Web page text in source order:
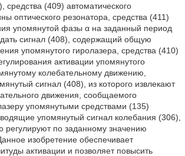
средства (409) автоматического
оптического резонатора, средства (411)
упомянутой фазы α на заданный период
сигнал (408), содержащий общую
упомянутого гиролазера, средства (410)
активации упомянутого
колебательному движению,
сигнал (408), из которого извлекают
движения, сообщаемого
упомянутыми средствами (135)
упомянутый сигнал колебания (306),
регулируют по заданному значению
изобретение обеспечивает
активации и позволяет повысить